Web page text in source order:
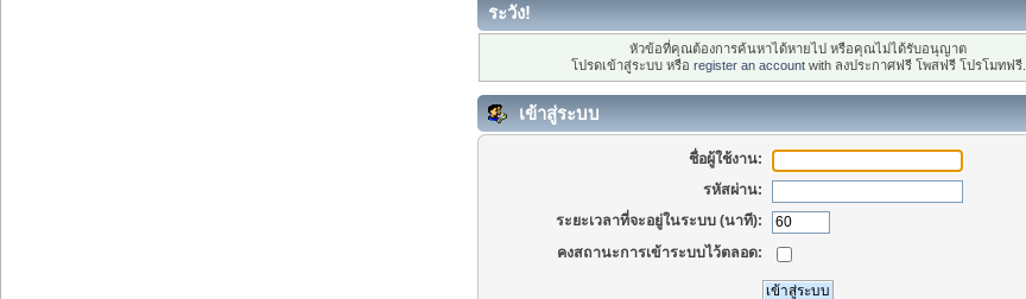
ระวัง!
หัวข้อที่คุณต้องการค้นหาได้หายไป หรือคุณไม่ได้รับอนุญาต
โปรดเข้าสู่ระบบ หรือ register an accountwith ลงประกาศฟรี โพสฟรี โปรโมทฟรี.
เข้าสู่ระบบ
ชื่อผู้ใช้งาน:
รหัสผ่าน:
ระยะเวลาที่จะอยู่ในระบบ (นาที):
คงสถานะการเข้าระบบไว้ตลอด: